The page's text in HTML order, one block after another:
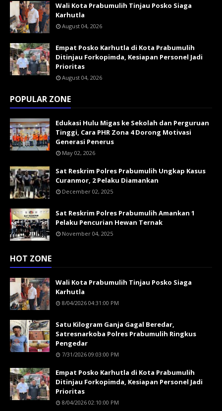
Wali Kota Prabumulih Tinjau Posko Siaga
Karhutla
August 04, 2026
Empat Posko Karhutla di Kota Prabumulih
Ditinjau Forkopimda, Kesiapan Personel Jadi
Prioritas
August 04, 2026
POPULAR ZONE
Edukasi Hulu Migas ke Sekolah dan Perguruan
Tinggi, Cara PHR Zona 4 Dorong Motivasi
Generasi Penerus
May 02, 2026
Sat Reskrim Polres Prabumulih Ungkap Kasus
Curanmor, 2 Pelaku Diamankan
December 02, 2025
Sat Reskrim Polres Prabumulih Amankan 1
Pelaku Pencurian Hewan Ternak
November 04, 2025
HOT ZONE
Wali Kota Prabumulih Tinjau Posko Siaga
Karhutla
8/04/2026 04:31:00 PM
Satu Kilogram Ganja Gagal Beredar,
Satresnarkoba Polres Prabumulih Ringkus
Pengedar
7/31/2026 09:03:00 PM
Empat Posko Karhutla di Kota Prabumulih
Ditinjau Forkopimda, Kesiapan Personel Jadi
Prioritas
8/04/2026 02:10:00 PM